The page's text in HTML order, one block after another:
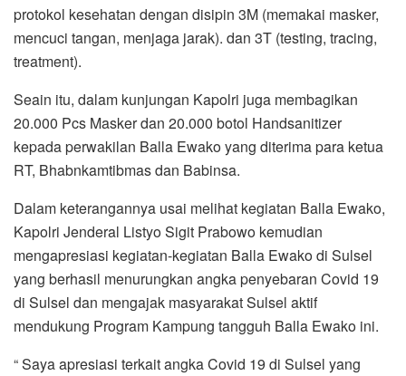
protokol kesehatan dengan disipin 3M (memakai masker,
mencuci tangan, menjaga jarak). dan 3T (testing, tracing,
treatment).
Seain itu, dalam kunjungan Kapolri juga membagikan
20.000 Pcs Masker dan 20.000 botol Handsanitizer
kepada perwakilan Balla Ewako yang diterima para ketua
RT, Bhabnkamtibmas dan Babinsa.
Dalam keterangannya usai melihat kegiatan Balla Ewako,
Kapolri Jenderal Listyo Sigit Prabowo kemudian
mengapresiasi kegiatan-kegiatan Balla Ewako di Sulsel
yang berhasil menurungkan angka penyebaran Covid 19
di Sulsel dan mengajak masyarakat Sulsel aktif
mendukung Program Kampung tangguh Balla Ewako ini.
“ Saya apresiasi terkait angka Covid 19 di Sulsel yang